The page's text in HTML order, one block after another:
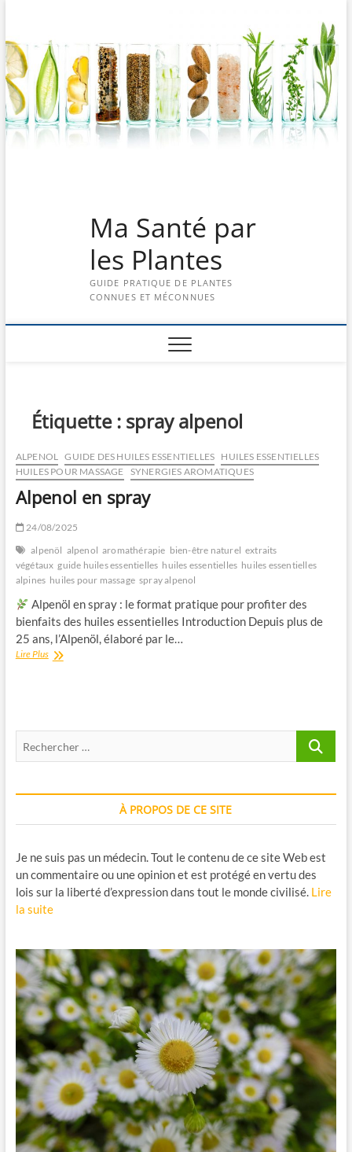
content
Ma Santé par
les Plantes
GUIDE PRATIQUE DE PLANTES
CONNUES ET MÉCONNUES
Étiquette : spray alpenol
ALPENOL GUIDE DES HUILES ESSENTIELLES HUILES ESSENTIELLES
HUILES POUR MASSAGE SYNERGIES AROMATIQUES
Alpenol en spray
24/08/2025
alpenöl alpenol aromathérapie bien-être naturel extraits
végétaux guide huiles essentielles huiles essentielles huiles essentielles
alpines huiles pour massage spray alpenol
Alpenöl en spray : le format pratique pour profiter des
bienfaits des huiles essentielles Introduction Depuis plus de
25 ans, l’Alpenöl, élaboré par le…
Lire PlusAlpenol
À PROPOS DE CE SITE
Je ne suis pas un médecin. Tout le contenu de ce site Web est
un commentaire ou une opinion et est protégé en vertu des
lois sur la liberté d’expression dans tout le monde civilisé. Lire
la suite